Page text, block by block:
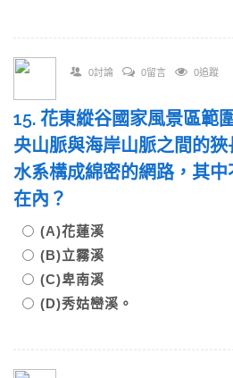
0討論 0留言 0追蹤
15. 花東縱谷國家風景區範
央山脈與海岸山脈之間的
水系構成綿密的網路，其
在內？
(A)花蓮溪
(B)立霧溪
(C)卑南溪
(D)秀姑巒溪。